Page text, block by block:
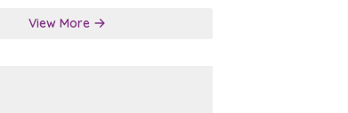
View More